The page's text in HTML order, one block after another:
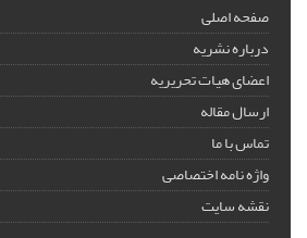
صفحه اصلی
درباره نشریه
اعضای هیات تحریریه
ارسال مقاله
تماس با ما
واژه نامه اختصاصی
نقشه سایت